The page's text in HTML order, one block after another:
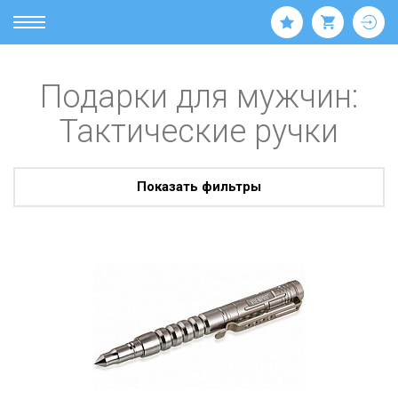
Подарки для мужчин:
Тактические ручки
Показать фильтры